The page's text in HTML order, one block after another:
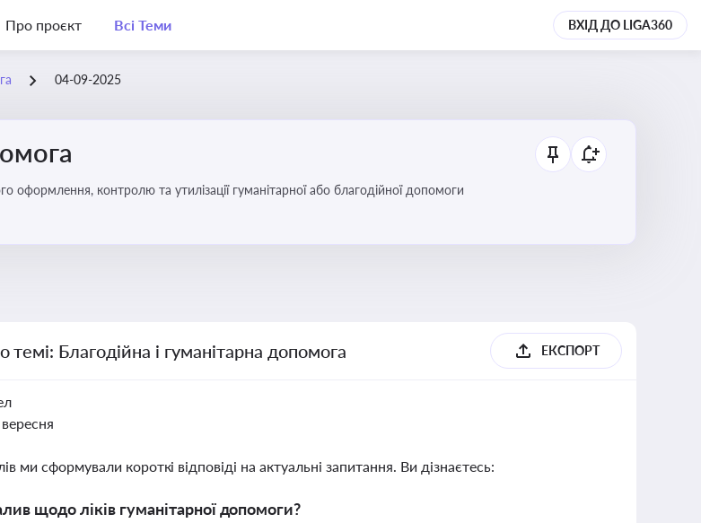
Про проєкт Всі Теми ВХІД ДО LIGA360
04-09-2025
оформлення, контролю та утилізації гуманітарної або благодійної допомоги
Благодійна і гуманітарна допомога ЕКСПОРТ
вересня
ми сформували короткі відповіді на актуальні запитання. Ви дізнаєтесь:
щодо ліків гуманітарної допомоги?